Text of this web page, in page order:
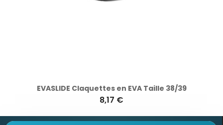
EVASLIDE Claquettes en EVA Taille 38/39
8,17 €